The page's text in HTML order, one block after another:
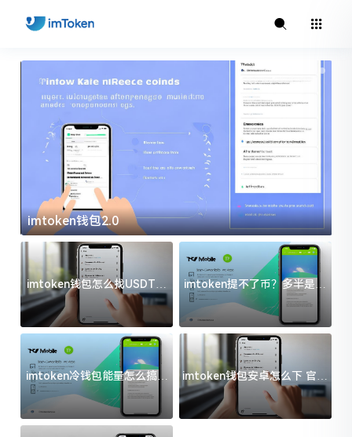
imtoken钱包2.0
imtoken钱包怎么找USDT地
址？三步搞定不踩坑
imtoken提不了币？多半是这
几件事没处理好
imtoken冷钱包能量怎么搞？
过来人告诉你门道
imtoken钱包安卓怎么下 官方
渠道避坑指南